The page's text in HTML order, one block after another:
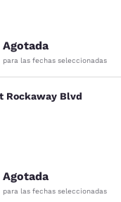
Agotada
para las fechas seleccionadas
Rockaway Blvd
Muy bueno. 883 reseñas
Agotada
para las fechas seleccionadas